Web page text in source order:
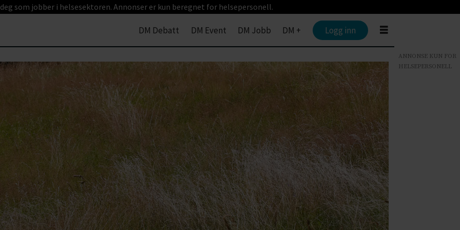
som jobber i helsesektoren. Annonser er kun beregnet for helsepersonell.
DM Debatt DM Event DM Jobb DM + Logg inn
ANNONSE KUN FOR
HELSEPERSONELL